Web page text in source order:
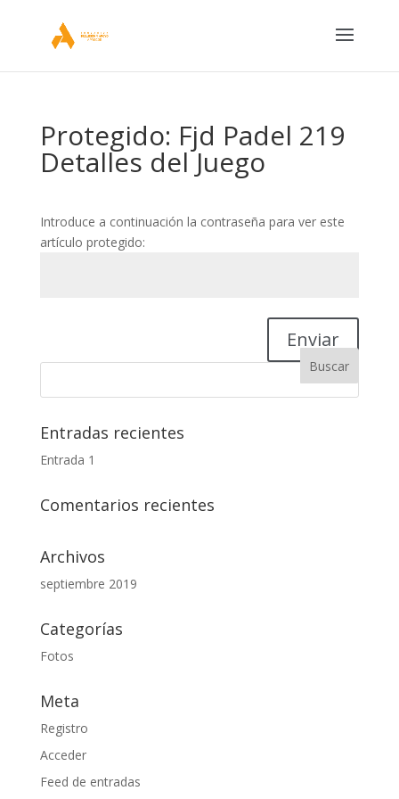
Protegido: Fjd Padel 219
Detalles del Juego
Introduce a continuación la contraseña para ver este
artículo protegido:
Enviar
Entradas recientes
Entrada 1
Comentarios recientes
Archivos
septiembre 2019
Categorías
Fotos
Meta
Registro
Acceder
Feed de entradas